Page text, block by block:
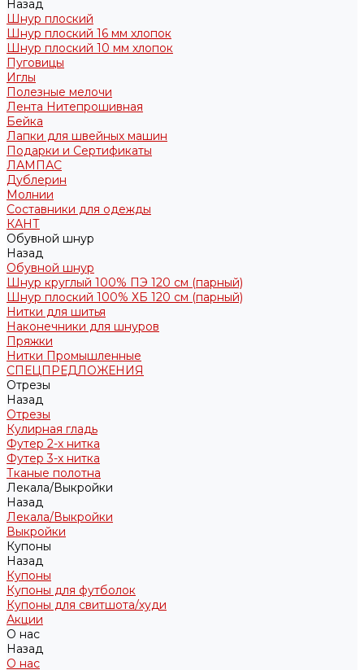
Назад
Шнур плоский
Шнур плоский 16 мм хлопок
Шнур плоский 10 мм хлопок
Пуговицы
Иглы
Полезные мелочи
Лента Нитепрошивная
Бейка
Лапки для швейных машин
Подарки и Сертификаты
ЛАМПАС
Дублерин
Молнии
Составники для одежды
КАНТ
Обувной шнур
Назад
Обувной шнур
Шнур круглый 100% ПЭ 120 см (парный)
Шнур плоский 100% ХБ 120 см (парный)
Нитки для шитья
Наконечники для шнуров
Пряжки
Нитки Промышленные
СПЕЦПРЕДЛОЖЕНИЯ
Отрезы
Назад
Отрезы
Кулирная гладь
Футер 2-х нитка
Футер 3-х нитка
Тканые полотна
Лекала/Выкройки
Назад
Лекала/Выкройки
Выкройки
Купоны
Назад
Купоны
Купоны для футболок
Купоны для свитшота/худи
Акции
О нас
Назад
О нас